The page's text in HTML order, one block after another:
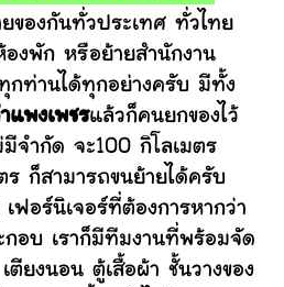
กันทั่วประเทศ ทั่วไทย
องพัก หรือย้ายสำนักงาน
กท่านได้ทุกอย่างครับ มีทั้ง
แพงเพชรแล้วก็คนยกของไว้
มีจำกัด จะ100 กิโลเมตร
ก็สามารถขนย้ายได้ครับ
เฟอร์นิเจอร์ที่ต้องการหากว่า
กอบ เราก็มีทีมงานที่พร้อมจัด
ตียงนอน ตู้เสื้อผ้า ชั้นวางของ